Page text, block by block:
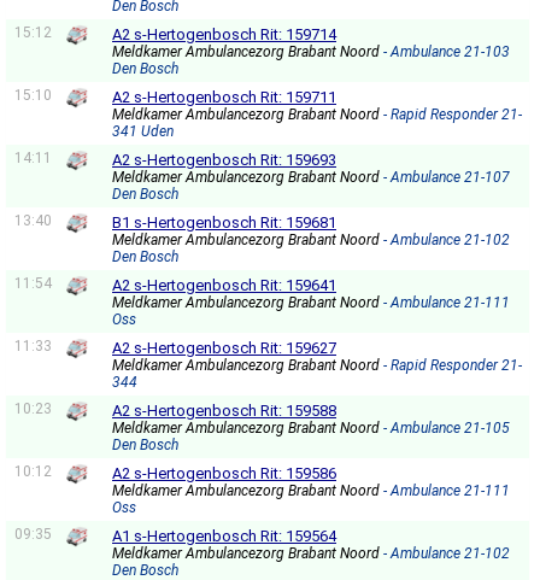
Den Bosch
15:12
A2 s-Hertogenbosch Rit: 159714
Meldkamer Ambulancezorg Brabant Noord - Ambulance 21-103
Den Bosch
15:10
A2 s-Hertogenbosch Rit: 159711
Meldkamer Ambulancezorg Brabant Noord - Rapid Responder 21-
341 Uden
14:11
A2 s-Hertogenbosch Rit: 159693
Meldkamer Ambulancezorg Brabant Noord - Ambulance 21-107
Den Bosch
13:40
B1 s-Hertogenbosch Rit: 159681
Meldkamer Ambulancezorg Brabant Noord - Ambulance 21-102
Den Bosch
11:54
A2 s-Hertogenbosch Rit: 159641
Meldkamer Ambulancezorg Brabant Noord - Ambulance 21-111
Oss
11:33
A2 s-Hertogenbosch Rit: 159627
Meldkamer Ambulancezorg Brabant Noord - Rapid Responder 21-
344
10:23
A2 s-Hertogenbosch Rit: 159588
Meldkamer Ambulancezorg Brabant Noord - Ambulance 21-105
Den Bosch
10:12
A2 s-Hertogenbosch Rit: 159586
Meldkamer Ambulancezorg Brabant Noord - Ambulance 21-111
Oss
09:35
A1 s-Hertogenbosch Rit: 159564
Meldkamer Ambulancezorg Brabant Noord - Ambulance 21-102
Den Bosch